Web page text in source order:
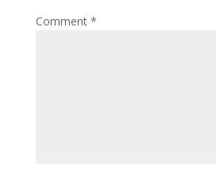
Comment *